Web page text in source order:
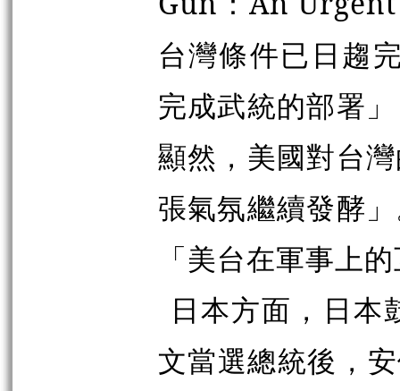
台灣條件已日趨
完成武統的部署
顯然，美國對台
張氣氛繼續發酵
「美台在軍事上
日本方面，日本
文當選總統後，